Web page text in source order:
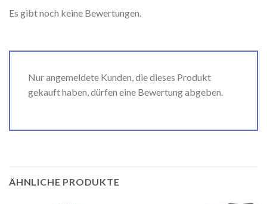
Es gibt noch keine Bewertungen.
Nur angemeldete Kunden, die dieses Produkt
gekauft haben, dürfen eine Bewertung abgeben.
ÄHNLICHE PRODUKTE